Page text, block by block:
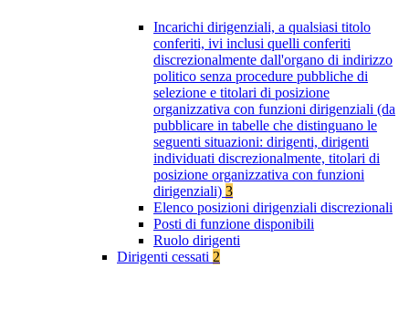
Incarichi dirigenziali, a qualsiasi titolo
conferiti, ivi inclusi quelli conferiti
discrezionalmente dall'organo di indirizzo
politico senza procedure pubbliche di
selezione e titolari di posizione
organizzativa con funzioni dirigenziali (da
pubblicare in tabelle che distinguano le
seguenti situazioni: dirigenti, dirigenti
individuati discrezionalmente, titolari di
posizione organizzativa con funzioni
dirigenziali) 3
Elenco posizioni dirigenziali discrezionali
Posti di funzione disponibili
Ruolo dirigenti
Dirigenti cessati 2